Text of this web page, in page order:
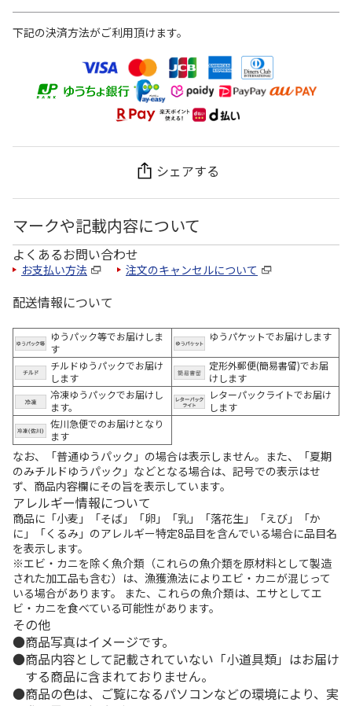
下記の決済方法がご利用頂けます。
シェアする
マークや記載内容について
よくあるお問い合わせ
お支払い方法 注文のキャンセルについて
配送情報について
ゆうパック等でお届けしま
す
ゆうパケットでお届けします
チルドゆうパックでお届け
します
定形外郵便(簡易書留)でお届
けします
冷凍ゆうパックでお届けし
ます。
レターパックライトでお届け
します
佐川急便でのお届けとなり
ます
なお、「普通ゆうパック」の場合は表示しません。また、「夏期
のみチルドゆうパック」などとなる場合は、記号での表示はせ
ず、商品内容欄にその旨を表示しています。
アレルギー情報について
商品に「小麦」「そば」「卵」「乳」「落花生」「えび」「か
に」「くるみ」のアレルギー特定8品目を含んでいる場合に品目名
を表示します。
※エビ・カニを除く魚介類（これらの魚介類を原材料として製造
された加工品も含む）は、漁獲漁法によりエビ・カニが混じって
いる場合があります。 また、これらの魚介類は、エサとしてエ
ビ・カニを食べている可能性があります。
その他
商品写真はイメージです。
商品内容として記載されていない「小道具類」はお届け
する商品に含まれておりません。
商品の色は、ご覧になるパソコンなどの環境により、実